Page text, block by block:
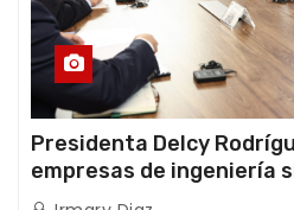
Presidenta Delcy
empresas de ingeniería
International y TFI